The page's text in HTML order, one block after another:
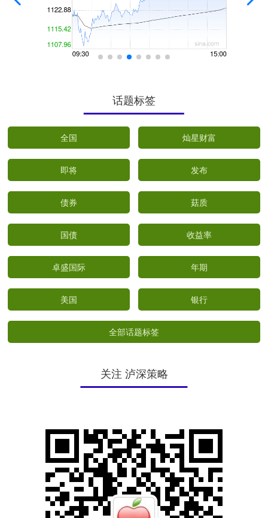
话题标签
全国 灿星财富
即将 发布
债券 菇质
国债 收益率
卓盛国际 年期
美国 银行
全部话题标签
关注 泸深策略